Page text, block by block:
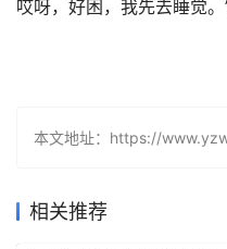
哎呀，好困，我先去睡觉。
本文地址：https://
相关推荐